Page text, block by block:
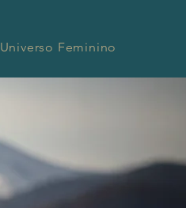
Universo Feminino